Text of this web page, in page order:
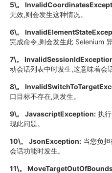
5\。
无效,则会发生这种情况。
6\。
完成命令,则会发生此 Selenium 异
7\。
动会话列表中时发生,这意味着会
8\。
口目标不存在,则发生。
9\。 JavascriptException: 执
现此问题。
10\。 JsonException: 当您负
会话功能时发生。
11\。